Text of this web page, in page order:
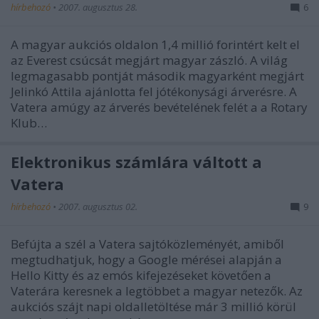
hírbehozó • 2007. augusztus 28. 6
A magyar aukciós oldalon 1,4 millió forintért kelt el
az Everest csúcsát megjárt magyar zászló. A világ
legmagasabb pontját második magyarként megjárt
Jelinkó Attila ajánlotta fel jótékonysági árverésre. A
Vatera amúgy az árverés bevételének felét a a Rotary
Klub…
Elektronikus számlára váltott a
Vatera
hírbehozó • 2007. augusztus 02. 9
Befújta a szél a Vatera sajtóközleményét, amiből
megtudhatjuk, hogy a Google mérései alapján a
Hello Kitty és az emós kifejezéseket követően a
Vaterára keresnek a legtöbbet a magyar netezők. Az
aukciós szájt napi oldalletöltése már 3 millió körül